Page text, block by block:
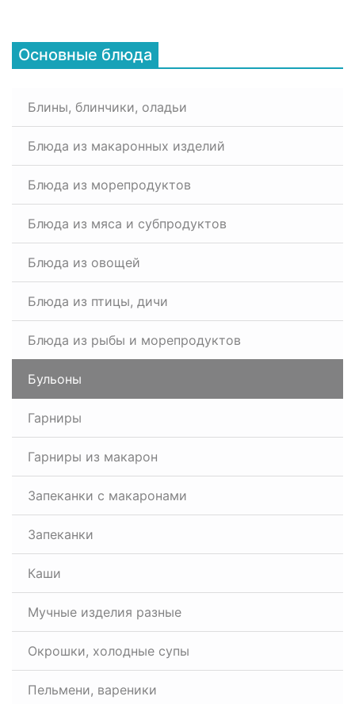
Основные блюда
Блины, блинчики, оладьи
Блюда из макаронных изделий
Блюда из морепродуктов
Блюда из мяса и субпродуктов
Блюда из овощей
Блюда из птицы, дичи
Блюда из рыбы и морепродуктов
Бульоны
Гарниры
Гарниры из макарон
Запеканки с макаронами
Запеканки
Каши
Мучные изделия разные
Окрошки, холодные супы
Пельмени, вареники